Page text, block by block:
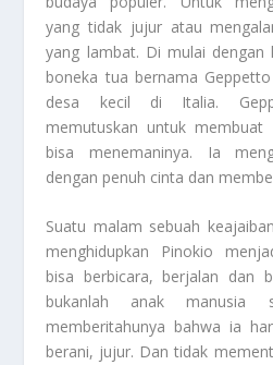
yang tidak jujur atau
yang lambat. Di mulai dengan
boneka tua bernama
desa kecil di Italia.
memutuskan untuk
bisa menemaninya. Ia
dengan penuh cinta dan
Suatu malam sebuah
menghidupkan Pinokio
bisa berbicara, berjalan dan
bukanlah anak
memberitahunya bahwa ia
berani, jujur. Dan tidak